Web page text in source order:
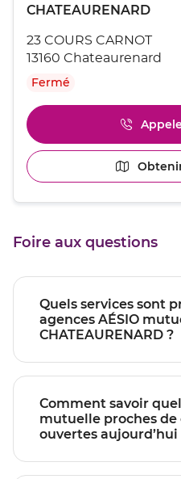
sur
touche
ENTRÉE
obtenir
plus
amples
informations
[ECHAP
pour
Point
vente
CHATEAURENARD
23 COURS CARNOT
13160 Chateaurenard
Fermé
Foire aux questions
Quels services sont
agences AÉSIO mutuelle à
CHATEAURENARD ?
Comment savoir quelles
mutuelle proches de